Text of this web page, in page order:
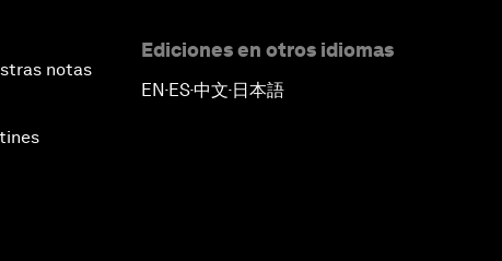
notas
Ediciones en otros idiomas
EN▪ES▪中文▪ 日本語